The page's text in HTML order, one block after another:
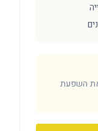
את השפעת